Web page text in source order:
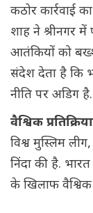
कठोर कार्रवाई
शाह ने श्रीनगर में
आतंकियों को
संदेश देता है कि
नीति पर अडिग है.
वैश्विक प्रतिक्रिया
विश्व मुस्लिम
निंदा की है.
के खिलाफ